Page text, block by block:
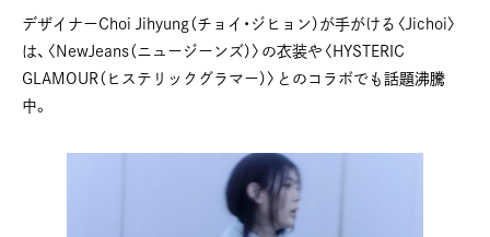
デザイナーChoi Jihyung（チョイ・ジヒョン）が手がける〈Jichoi〉
は、〈NewJeans（ニュージーンズ）〉の衣装や〈HYSTERIC
GLAMOUR（ヒステリックグラマー）〉とのコラボでも話題沸騰
中。